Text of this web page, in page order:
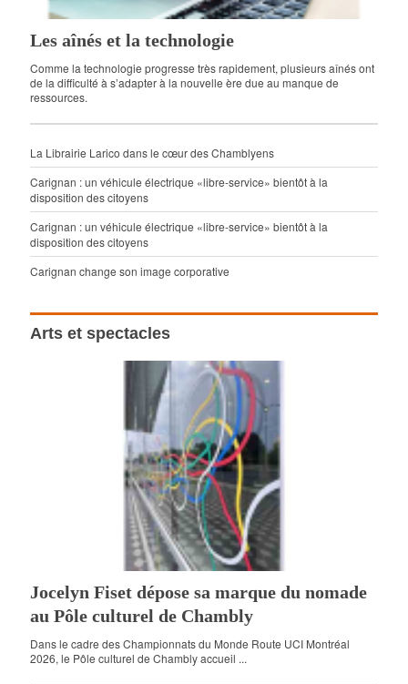
Les aînés et la technologie
Comme la technologie progresse très rapidement, plusieurs aînés ont
de la difficulté à s’adapter à la nouvelle ère due au manque de
ressources.
La Librairie Larico dans le cœur des Chamblyens
Carignan : un véhicule électrique «libre-service» bientôt à la
disposition des citoyens
Carignan : un véhicule électrique «libre-service» bientôt à la
disposition des citoyens
Carignan change son image corporative
Arts et spectacles
Jocelyn Fiset dépose sa marque du nomade
au Pôle culturel de Chambly
Dans le cadre des Championnats du Monde Route UCI Montréal
2026, le Pôle culturel de Chambly accueil ...